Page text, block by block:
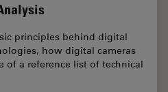
principles behind digital
how digital cameras
of a reference list of technical